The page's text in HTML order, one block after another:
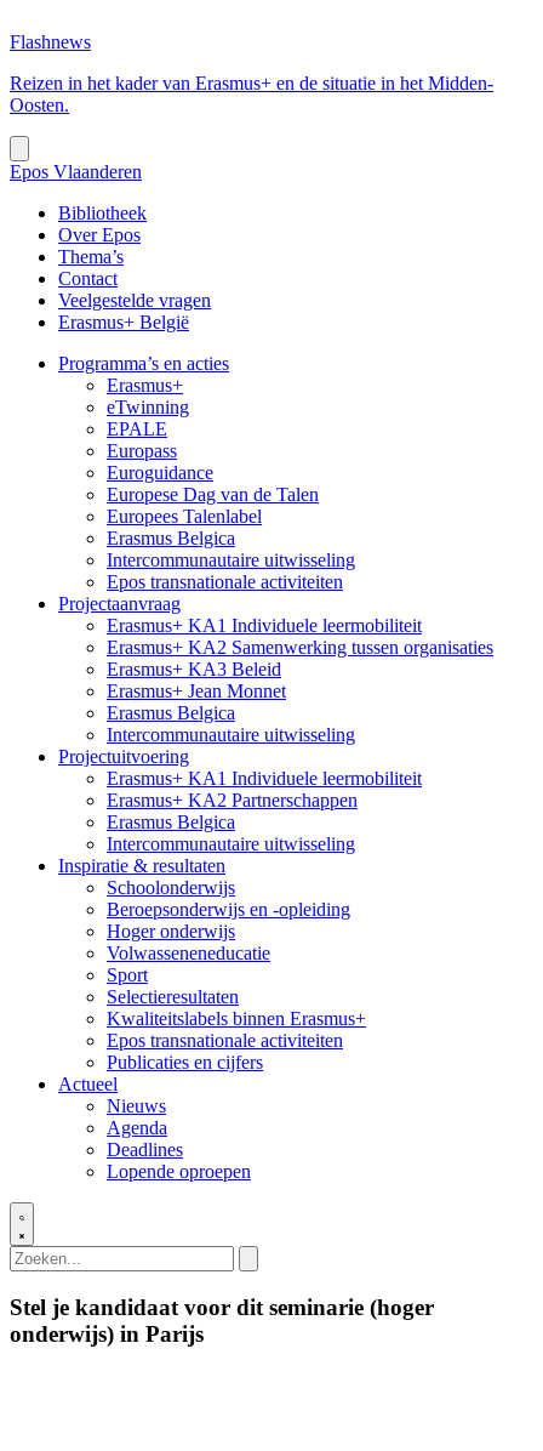
Flashnews
Reizen in het kader van Erasmus+ en de situatie in het Midden-
Oosten.
Epos Vlaanderen
Bibliotheek
Over Epos
Thema’s
Contact
Veelgestelde vragen
Erasmus+ België
Programma’s en acties
Erasmus+
eTwinning
EPALE
Europass
Euroguidance
Europese Dag van de Talen
Europees Talenlabel
Erasmus Belgica
Intercommunautaire uitwisseling
Epos transnationale activiteiten
Projectaanvraag
Erasmus+ KA1 Individuele leermobiliteit
Erasmus+ KA2 Samenwerking tussen organisaties
Erasmus+ KA3 Beleid
Erasmus+ Jean Monnet
Erasmus Belgica
Intercommunautaire uitwisseling
Projectuitvoering
Erasmus+ KA1 Individuele leermobiliteit
Erasmus+ KA2 Partnerschappen
Erasmus Belgica
Intercommunautaire uitwisseling
Inspiratie & resultaten
Schoolonderwijs
Beroepsonderwijs en -opleiding
Hoger onderwijs
Volwasseneneducatie
Sport
Selectieresultaten
Kwaliteitslabels binnen Erasmus+
Epos transnationale activiteiten
Publicaties en cijfers
Actueel
Nieuws
Agenda
Deadlines
Lopende oproepen
Stel je kandidaat voor dit seminarie (hoger
onderwijs) in Parijs